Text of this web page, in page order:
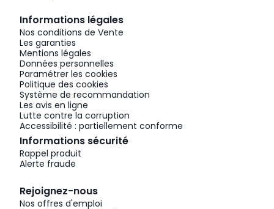
Informations légales
Nos conditions de Vente
Les garanties
Mentions légales
Données personnelles
Paramétrer les cookies
Politique des cookies
Système de recommandation
Les avis en ligne
Lutte contre la corruption
Accessibilité : partiellement conforme
Informations sécurité
Rappel produit
Alerte fraude
Rejoignez-nous
Nos offres d'emploi